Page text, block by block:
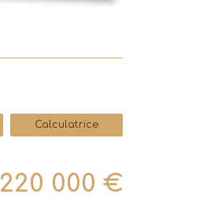
Calculatrice
220 000 €